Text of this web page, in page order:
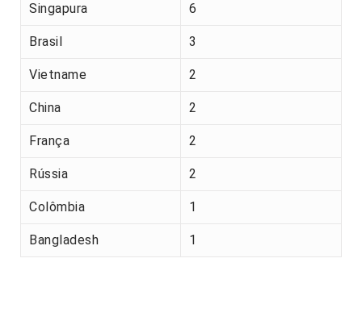
Singapura 6
Brasil 3
Vietname 2
China 2
França 2
Rússia 2
Colômbia 1
Bangladesh 1